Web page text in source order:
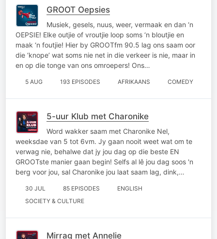
GROOT Oepsies
Musiek, gesels, nuus, weer, vermaak en dan ‘n
OEPSIE! Elke outjie of vroutjie loop soms ‘n bloutjie en
maak ‘n foutjie! Hier by GROOTfm 90.5 lag ons saam oor
die ‘knope’ wat soms nie net in die verkeer is nie, maar in
en op die tonge van ons omroepers! Ons…
5 AUG 193 EPISODES AFRIKAANS COMEDY
5-uur Klub met Charonike
Word wakker saam met Charonike Nel,
weeksdae van 5 tot 6vm. Jy gaan nooit weet wat om te
verwag nie, behalwe dat jy jou dag op die beste EN
GROOTste manier gaan begin! Selfs al lê jou dag soos 'n
berg voor jou, sal Charonike jou laat saam lag, dink,…
30 JUL 85 EPISODES
ENGLISH
SOCIETY & CULTURE
Mirrag met Annelie